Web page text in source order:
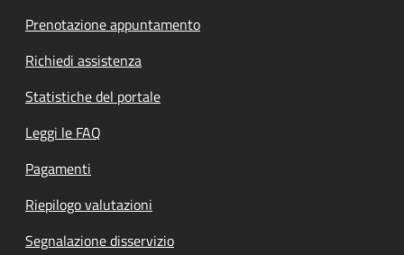
Prenotazione appuntamento
Richiedi assistenza
Statistiche del portale
Leggi le FAQ
Pagamenti
Riepilogo valutazioni
Segnalazione disservizio